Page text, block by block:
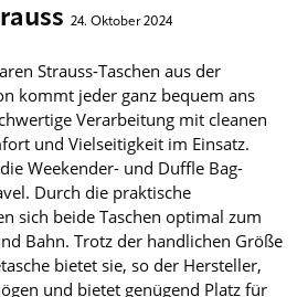
24. Oktober 2024
Strauss-Taschen aus der
kommt jeder ganz bequem ans
Verarbeitung mit cleanen
und Vielseitigkeit im Einsatz.
Weekender- und Duffle Bag-
Durch die praktische
sich beide Taschen optimal zum
Bahn. Trotz der handlichen Größe
bietet sie, so der Hersteller,
und bietet genügend Platz für